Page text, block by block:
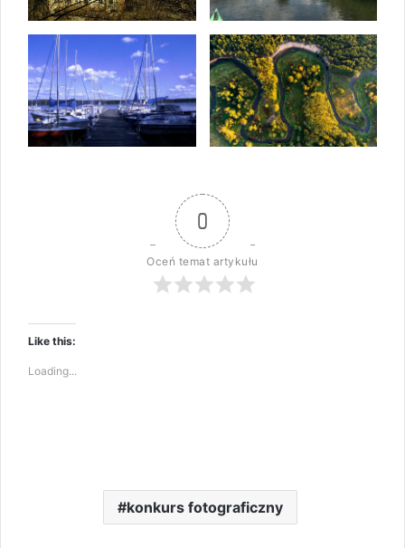
0
Oceń temat artykułu
Like this:
Loading...
konkurs fotograficzny